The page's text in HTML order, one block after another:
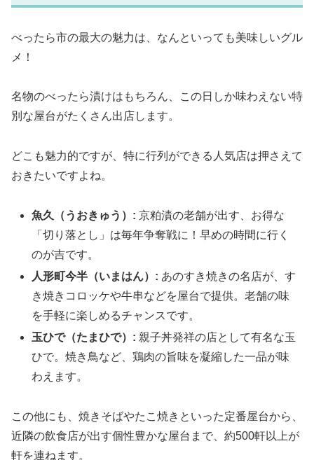
べったら市の最大の魅力は、なんといっても美味しいグル
メ！
名物のべったら漬けはもちろん、この日しか味わえない特
別な屋台がたくさん出店します。
どこも魅力的ですが、特に行列ができる人気店は押さえて
おきたいですよね。
魚久（うおきゅう）: 京粕漬の老舗が出す、お得な
「切り落とし」は毎年争奪戦に！早めの時間に行く
のが吉です。
人形町今半（いまはん）: あのすき焼きの名店が、す
き焼きコロッケや牛串などを屋台で提供。老舗の味
を手軽に楽しめるチャンスです。
玉ひで（たまひで）: 親子丼発祥の店として有名な玉
ひで。焼き鳥など、鶏肉の旨味を凝縮した一品が味
わえます。
この他にも、焼きそばやたこ焼きといった定番屋台から、
近隣の飲食店が出す個性豊かな屋台まで、約500軒以上が
軒を連ねます。